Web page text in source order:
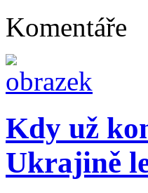
Komentáře
Kdy už
Ukrajině